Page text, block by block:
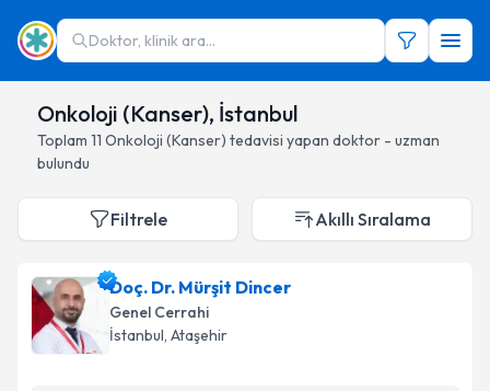
Doktor, klinik ara...
Onkoloji (Kanser), İstanbul
Toplam 11 Onkoloji (Kanser) tedavisi yapan doktor - uzman
bulundu
Filtrele Akıllı Sıralama
Doç. Dr. Mürşit Dincer
Genel Cerrahi
İstanbul, Ataşehir